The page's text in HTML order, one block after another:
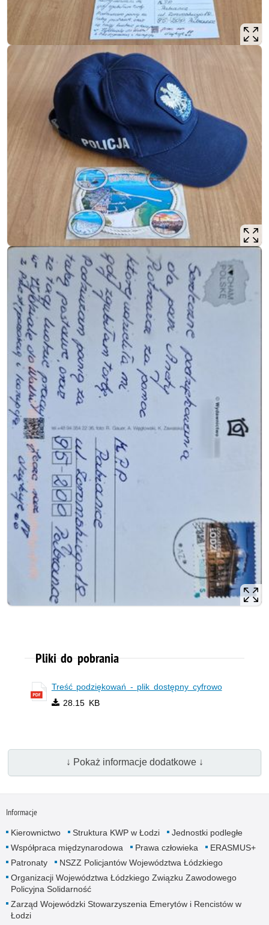
Pliki do pobrania
Treść podziękowań - plik dostępny cyfrowo
28.15 KB
↓ Pokaż informacje dodatkowe ↓
Informacje
Kierownictwo Struktura KWP w Łodzi
Jednostki podległe
Współpraca międzynarodowa
Prawa człowieka
ERASMUS+
Patronaty
NSZZ Policjantów Województwa Łódzkiego
Organizacji Województwa Łódzkiego Związku Zawodowego
Policyjna Solidarność
Zarząd Wojewódzki Stowarzyszenia Emerytów i Rencistów w
Łodzi